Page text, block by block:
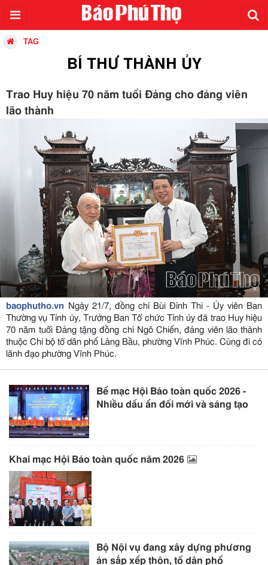
TAG
BÍ THƯ THÀNH ỦY
Trao Huy hiệu 70 năm tuổi Đảng cho đảng viên
lão thành
baophutho.vn Ngày 21/7, đồng chí Bùi Đình Thi - Ủy viên Ban
Thường vụ Tỉnh ủy, Trưởng Ban Tổ chức Tỉnh ủy đã trao Huy hiệu
70 năm tuổi Đảng tặng đồng chí Ngô Chiến, đảng viên lão thành
thuộc Chi bộ tổ dân phố Làng Bầu, phường Vĩnh Phúc. Cùng đi có
lãnh đạo phường Vĩnh Phúc.
Bế mạc Hội Báo toàn quốc 2026 -
Nhiều dấu ấn đổi mới và sáng tạo
Khai mạc Hội Báo toàn quốc năm 2026
Bộ Nội vụ đang xây dựng phương
án sắp xếp thôn, tổ dân phố